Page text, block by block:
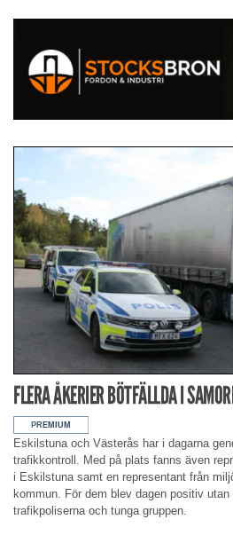
FLERA ÅKERIER BÖTFÄLLDA I
Eskilstuna och Västerås har i dagarna
trafikkontroll. Med på plats fanns även
i Eskilstuna samt en representant från
kommun. För dem blev dagen positiv
trafikpoliserna och tunga gruppen.